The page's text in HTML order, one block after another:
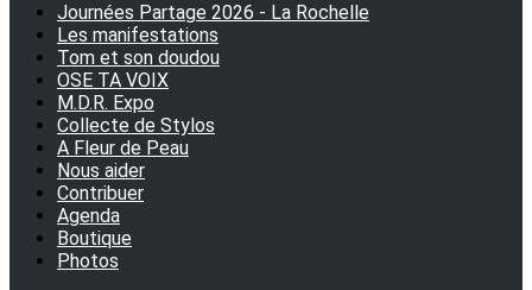
Journées Partage 2026 - La Rochelle
Les manifestations
Tom et son doudou
OSE TA VOIX
M.D.R. Expo
Collecte de Stylos
A Fleur de Peau
Nous aider
Contribuer
Agenda
Boutique
Photos